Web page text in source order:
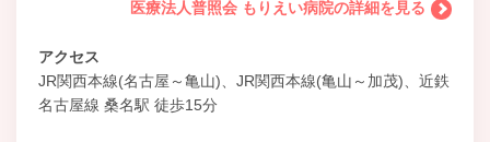
医療法人普照会 もりえい病院の詳細を見る
アクセス
JR関西本線(名古屋～亀山)、JR関西本線(亀山～加茂)、近鉄
名古屋線 桑名駅 徒歩15分